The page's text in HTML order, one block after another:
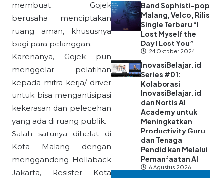
membuat Gojek
berusaha menciptakan
ruang aman, khususnya
bagi para pelanggan.
Karenanya, Gojek pun
menggelar pelatihan
kepada mitra kerja/ driver
untuk bisa mengantisipasi
kekerasan dan pelecehan
yang ada di ruang publik.
Salah satunya dihelat di
Kota Malang dengan
menggandeng Hollaback
Jakarta, Resister Kota
Band Sophisti-pop
Malang, Velco, Rilis
Single Terbaru “I
Lost Myself the
Day I Lost You”
24 Oktober 2024
InovasiBelajar.id
Series #01:
Kolaborasi
InovasiBelajar.id
dan Nortis AI
Academy untuk
Meningkatkan
Productivity Guru
dan Tenaga
Pendidikan Melalui
Pemanfaatan AI
6 Agustus 2026